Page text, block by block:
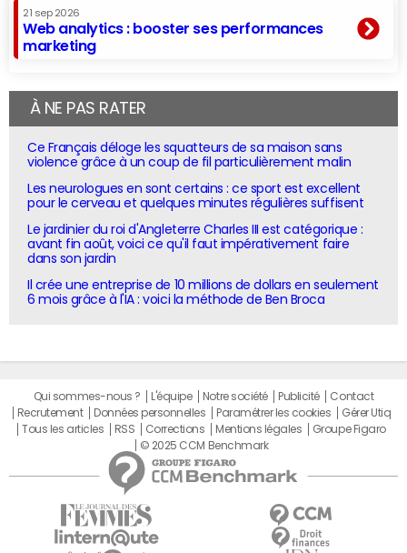
21 sep 2026
Web analytics : booster ses performances
marketing
À NE PAS RATER
Ce Français déloge les squatteurs de sa maison sans
violence grâce à un coup de fil particulièrement malin
Les neurologues en sont certains : ce sport est excellent
pour le cerveau et quelques minutes régulières suffisent
Le jardinier du roi d'Angleterre Charles III est catégorique :
avant fin août, voici ce qu'il faut impérativement faire
dans son jardin
Il crée une entreprise de 10 millions de dollars en seulement
6 mois grâce à l'IA : voici la méthode de Ben Broca
Qui sommes-nous ? L'équipe Notre société Publicité
Contact
Recrutement
Données personnelles Paramétrer les cookies
Gérer Utiq
Tous les articles
RSS Corrections Mentions légales
Groupe Figaro
© 2025 CCM Benchmark